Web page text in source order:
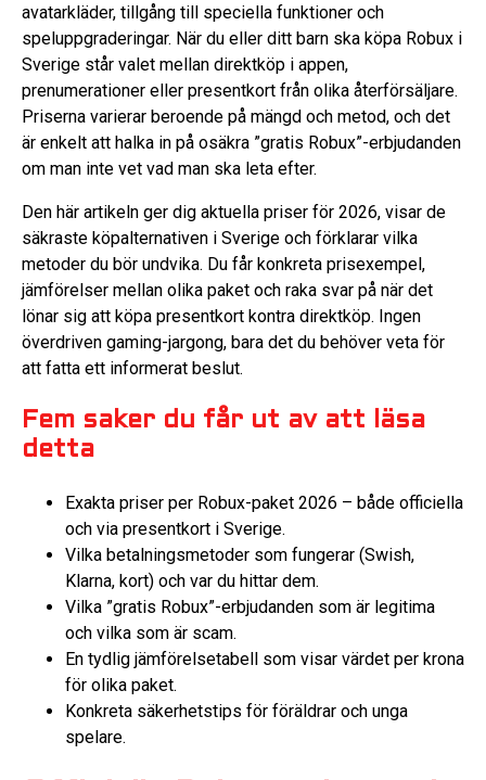
avatarkläder, tillgång till speciella funktioner och
speluppgraderingar. När du eller ditt barn ska köpa Robux i
Sverige står valet mellan direktköp i appen,
prenumerationer eller presentkort från olika återförsäljare.
Priserna varierar beroende på mängd och metod, och det
är enkelt att halka in på osäkra ”gratis Robux”-erbjudanden
om man inte vet vad man ska leta efter.
Den här artikeln ger dig aktuella priser för 2026, visar de
säkraste köpalternativen i Sverige och förklarar vilka
metoder du bör undvika. Du får konkreta prisexempel,
jämförelser mellan olika paket och raka svar på när det
lönar sig att köpa presentkort kontra direktköp. Ingen
överdriven gaming-jargong, bara det du behöver veta för
att fatta ett informerat beslut.
Fem saker du får ut av att läsa
detta
Exakta priser per Robux-paket 2026 – både officiella
och via presentkort i Sverige.
Vilka betalningsmetoder som fungerar (Swish,
Klarna, kort) och var du hittar dem.
Vilka ”gratis Robux”-erbjudanden som är legitima
och vilka som är scam.
En tydlig jämförelsetabell som visar värdet per krona
för olika paket.
Konkreta säkerhetstips för föräldrar och unga
spelare.